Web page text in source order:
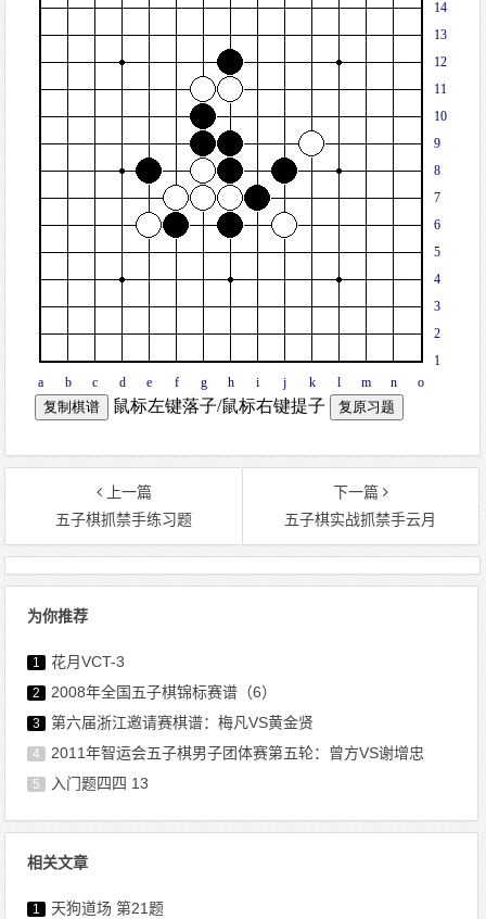
上一篇
五子棋抓禁手练习题
下一篇
五子棋实战抓禁手云月
为你推荐
1 花月VCT-3
2 2008年全国五子棋锦标赛谱（6）
3 第六届浙江邀请赛棋谱：梅凡VS黄金贤
4 2011年智运会五子棋男子团体赛第五轮：曾方VS谢增忠
5 入门题四四 13
相关文章
1 天狗道场 第21题